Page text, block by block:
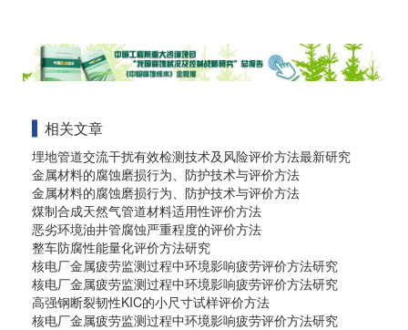
相关文章
埋地管道交流干扰有效检测技术及风险评价方法最新研究
金属材料的腐蚀磨损行为、防护技术与评价方法
金属材料的腐蚀磨损行为、防护技术与评价方法
煤制合成天然气管道材料适用性评价方法
恶劣环境油井管腐蚀严重程度的评价方法
整车防腐性能量化评价方法研究
核电厂金属疲劳监测过程中环境影响疲劳评价方法研究
核电厂金属疲劳监测过程中环境影响疲劳评价方法研究
高强钢断裂韧性KIC的小尺寸试样评价方法
核电厂金属疲劳监测过程中环境影响疲劳评价方法研究